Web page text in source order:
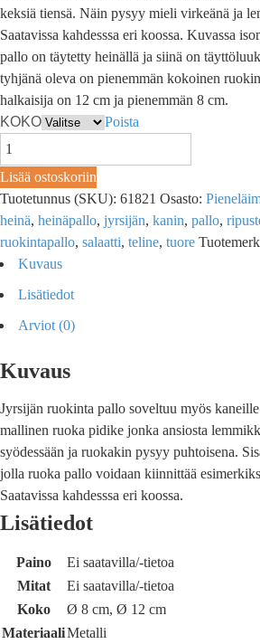
keksiä tiensä. Näin pysyy mieli virkeänä ja
Saatavissa kahdesssa eri koossa. Kuvassa
pallo on täytetty heinällä ja siinä on
tyhjänä oleva on pienemmän kokoinen
halkaisija on 12 cm ja pienemmän 8 cm.
KOKO
Poista
Lisää ostoskoriin
Tuotetunnus (SKU): 61821 Osasto:
heinä, heinäpallo, jyrsijän, kanin, pallo,
ruokintapallo, salaatti, teline, tuore
Kuvaus
Lisätiedot
Arviot (0)
Kuvaus
Jyrsijän ruokinta pallo soveltuu myös
mallinen ruoka pidike jonka ansiosta
syödessään ja ruokakin pysyy puhtoisena.
jolla ruoka pallo voidaan kiinnittää
Saatavissa kahdesssa eri koossa.
Lisätiedot
Paino
Ei saatavilla/-tietoa
Mitat
Ei saatavilla/-tietoa
Koko
Ø 8 cm, Ø 12 cm
MateriaaliMetalli